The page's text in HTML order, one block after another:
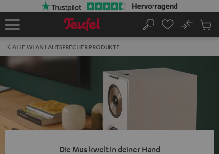
Startseite
Suche
No
ALLE WLAN LAUTSPRECHER PRODUKTE
Die Musikwelt in deiner Hand